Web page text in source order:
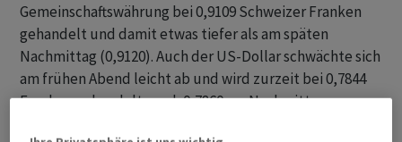
Gemeinschaftswährung bei 0,9109 Schweizer Franken
gehandelt und damit etwas tiefer als am späten
Nachmittag (0,9120). Auch der US-Dollar schwächte sich
am frühen Abend leicht ab und wird zurzeit bei 0,7844
Franken gehandelt, nach 0,7860 am Nachmittag.